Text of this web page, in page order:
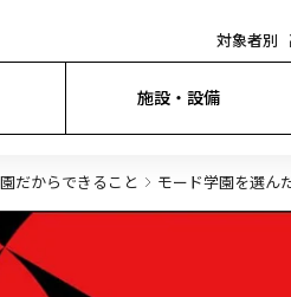
対象者別
施設・設備
だからできること モード学園を選ん